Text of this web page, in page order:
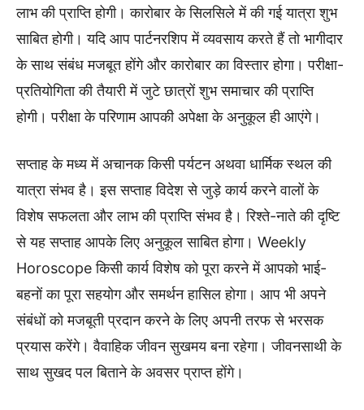
लाभ की प्राप्ति होगी। कारोबार के सिलसिले में की गई यात्रा शुभ
साबित होगी। यदि आप पार्टनरशिप में व्यवसाय करते हैं तो भागीदार
के साथ संबंध मजबूत होंगे और कारोबार का विस्तार होगा। परीक्षा-
प्रतियोगिता की तैयारी में जुटे छात्रों शुभ समाचार की प्राप्ति
होगी। परीक्षा के परिणाम आपकी अपेक्षा के अनुकूल ही आएंगे।
सप्ताह के मध्य में अचानक किसी पर्यटन अथवा धार्मिक स्थल की
यात्रा संभव है। इस सप्ताह विदेश से जुड़े कार्य करने वालों के
विशेष सफलता और लाभ की प्राप्ति संभव है। रिश्ते-नाते की दृष्टि
से यह सप्ताह आपके लिए अनुकूल साबित होगा। Weekly
Horoscope किसी कार्य विशेष को पूरा करने में आपको भाई-
बहनों का पूरा सहयोग और समर्थन हासिल होगा। आप भी अपने
संबंधों को मजबूती प्रदान करने के लिए अपनी तरफ से भरसक
प्रयास करेंगे। वैवाहिक जीवन सुखमय बना रहेगा। जीवनसाथी के
साथ सुखद पल बिताने के अवसर प्राप्त होंगे।